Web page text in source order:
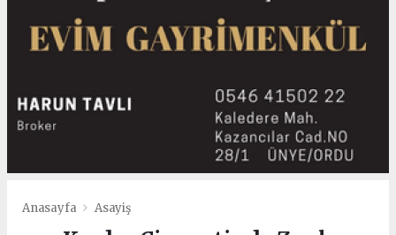
Anasayfa Asayiş